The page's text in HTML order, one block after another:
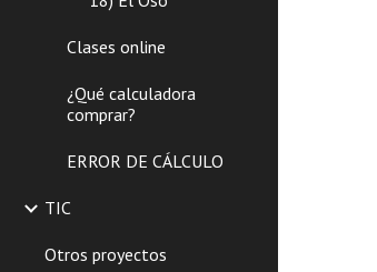
Clases online
¿Qué calculadora
comprar?
ERROR DE CÁLCULO
TIC
Otros proyectos